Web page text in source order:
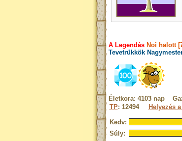
A LegendásNoi halott
Tevetrükkök
Életkora: 4103 nap
TP: 12494 Helyezés
Kedv:
Súly: